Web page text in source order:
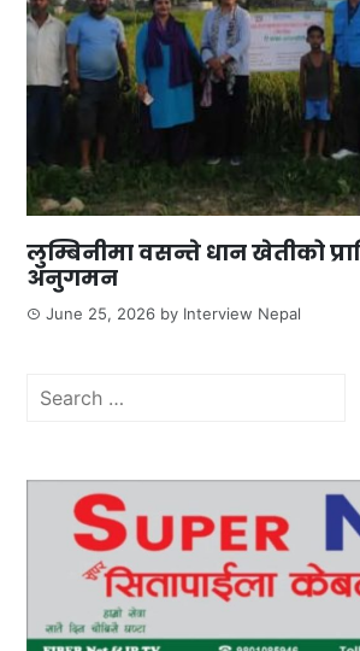
लुम्बिनीमा वसन्ते धान खेतीको
अनुगमन
June 25, 2026 by Interview Nepal
Search